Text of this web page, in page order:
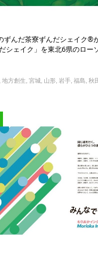
ずんだ茶寮ずんだシェイク®
シェイク」を東北6県のロー
, 地方創生, 宮城, 山形, 岩手, 福島, 秋